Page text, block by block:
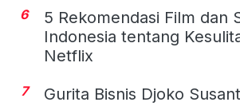
6
5 Rekomendasi Film dan
Indonesia tentang
Netflix
7
Gurita Bisnis Djoko